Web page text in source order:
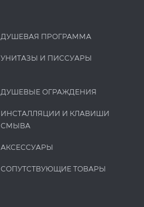
ДУШЕВАЯ ПРОГРАММА
УНИТАЗЫ И ПИCCУАРЫ
ДУШЕВЫЕ ОГРАЖДЕНИЯ
ИНСТАЛЛЯЦИИ И КЛАВИШИ
СМЫВА
АКСЕССУАРЫ
СОПУТСТВУЮЩИЕ ТОВАРЫ